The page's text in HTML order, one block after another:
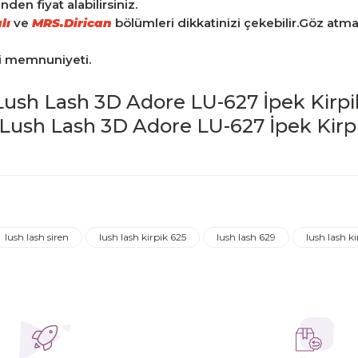
fiyat alabilirsiniz.
ve MRS.Dirican bölümleri dikkatinizi çekebilir.Göz
memnuniyeti.
Lash 3D Adore LU-627 İpek
lush lash siren lush lash kirpik 625 lush lash 629 lush lash